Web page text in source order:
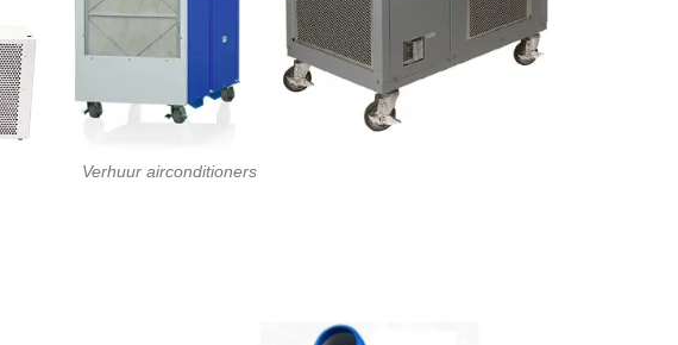
Verhuur airconditioners